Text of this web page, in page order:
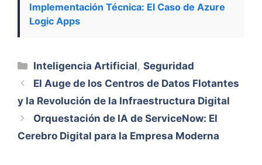
Implementación Técnica: El Caso de Azure
Logic Apps
Categorías
Inteligencia Artificial,Seguridad
El Auge de los Centros de Datos Flotantes
y la Revolución de la Infraestructura Digital
Orquestación de IA de ServiceNow: El
Cerebro Digital para la Empresa Moderna